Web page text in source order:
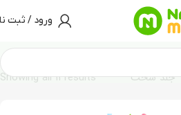
ورود / ثبت
سخت” Showing all 11 results